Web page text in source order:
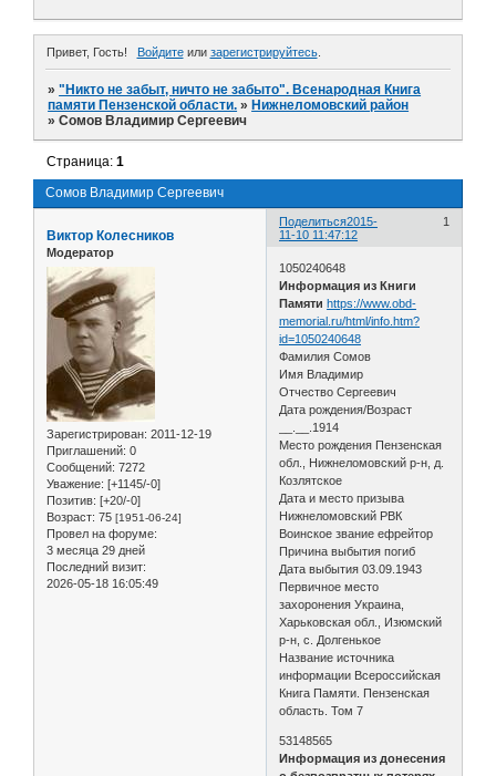
Привет, Гость! Войдитеили зарегистрируйтесь.
»"Никто не забыт, ничто не забыто". Всенародная Книга
памяти Пензенской области. » Нижнеломовский район
»Сомов Владимир Сергеевич
Сомов Владимир Сергеевич
Страница:1
Поделиться 1
2015-
11-10 11:47:12
Виктор Колесников
Модератор
Зарегистрирован: 2011-12-19
Приглашений: 0
Сообщений: 7272
Уважение: [+1145/-0]
Позитив: [+20/-0]
Возраст: 75 [1951-06-24]
Провел на форуме:
3 месяца 29 дней
Последний визит:
2026-05-18 16:05:49
1050240648
Информация из Книги
Памяти https://www.obd-
memorial.ru/html/info.htm?
id=1050240648
Фамилия Сомов
Имя Владимир
Отчество Сергеевич
Дата рождения/Возраст
__.__.1914
Место рождения Пензенская
обл., Нижнеломовский р-н, д.
Козлятское
Дата и место призыва
Нижнеломовский РВК
Воинское звание ефрейтор
Причина выбытия погиб
Дата выбытия 03.09.1943
Первичное место
захоронения Украина,
Харьковская обл., Изюмский
р-н, с. Долгенькое
Название источника
информации Всероссийская
Книга Памяти. Пензенская
область. Том 7
53148565
Информация из донесения